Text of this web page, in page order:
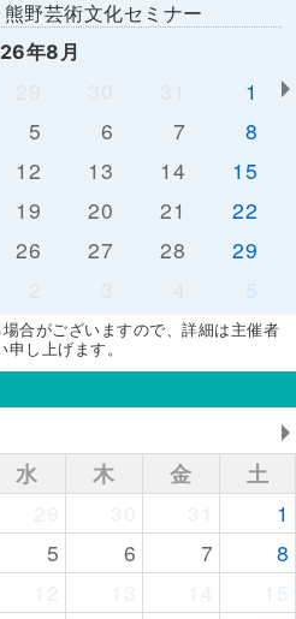
野芸術文化セミナー
年8月
1
5 6 7
8
12 13 14
15
19 20 21
22
26 27 28
29
5
合がございますので、詳細は主催者
し上げます。
水 木 金
土
1
5 6 7
8
15